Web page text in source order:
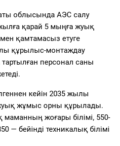
облысында АЭС салу
қарай 5 мыңға жуық
қамтамасыз етуге
құрылыс-монтаждау
персонал саны
кейін 2035 жылы
жұмыс орны құрылады.
жоғары білімі, 550-
— бейінді техникалық білімі